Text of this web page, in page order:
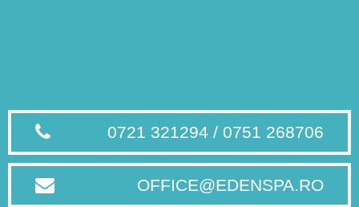
0721 321294 / 0751 268706
OFFICE@EDENSPA.RO